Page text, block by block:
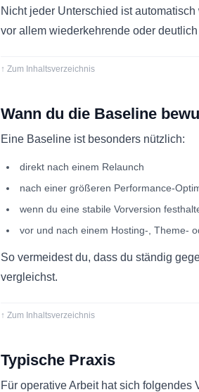
Nicht jeder Unterschied ist
vor allem wiederkehrende oder
↑ Zum Inhaltsverzeichnis
Wann du die Baseline
Eine Baseline ist besonders nützlich:
direkt nach einem Relaunch
nach einer größeren Performance-
wenn du eine stabile Vorversion
vor und nach einem Hosting-, Theme-
So vermeidest du, dass du ständig
vergleichst.
↑ Zum Inhaltsverzeichnis
Typische Praxis
Für operative Arbeit hat sich folgendes